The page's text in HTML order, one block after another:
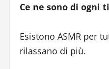
Ce ne sono di ogni
Esistono ASMR per
rilassano di più.